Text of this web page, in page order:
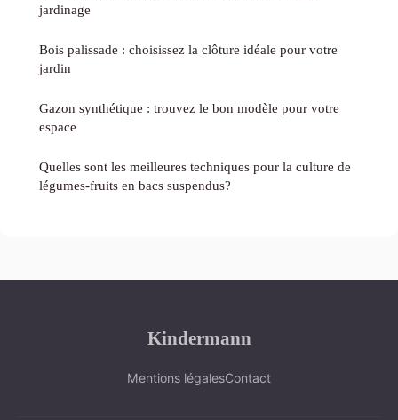
jardinage
Bois palissade : choisissez la clôture idéale pour votre
jardin
Gazon synthétique : trouvez le bon modèle pour votre
espace
Quelles sont les meilleures techniques pour la culture de
légumes-fruits en bacs suspendus?
Kindermann
Mentions légalesContact